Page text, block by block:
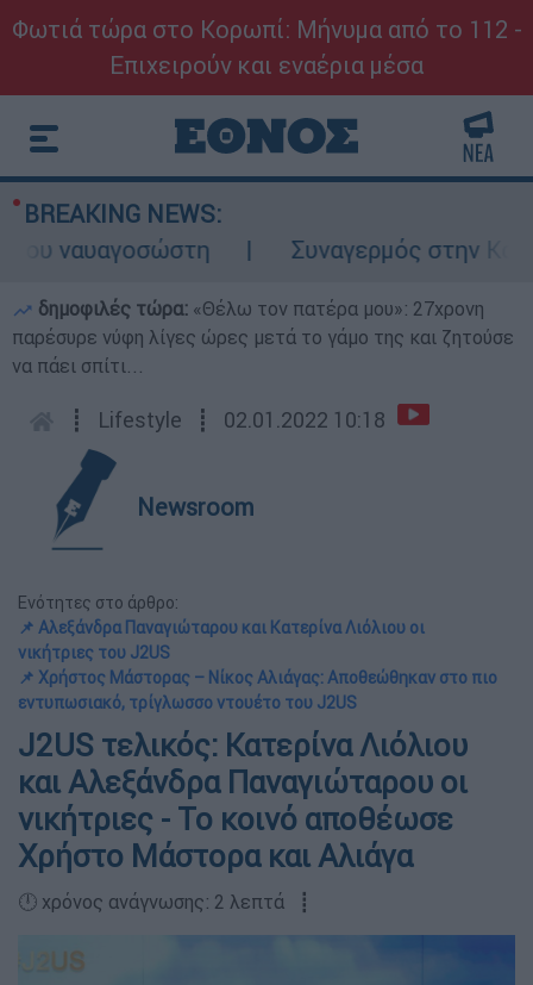
Φωτιά τώρα στο Κορωπί: Μήνυμα από το 112 -
Επιχειρούν και εναέρια μέσα
BREAKING NEWS:
ναυαγοσώστη
Συναγερμός στην
δημοφιλές τώρα: «Θέλω τον πατέρα μου»: 27χρονη
παρέσυρε νύφη λίγες ώρες μετά το γάμο της και ζητούσε
να πάει σπίτι...
┋ Lifestyle ┋ 02.01.2022 10:18
Newsroom
Ενότητες στο άρθρο:
📌 Αλεξάνδρα Παναγιώταρου και Κατερίνα Λιόλιου οι
νικήτριες του J2US
📌 Χρήστος Μάστορας – Νίκος Αλιάγας: Αποθεώθηκαν στο πιο
εντυπωσιακό, τρίγλωσσο ντουέτο του J2US
J2US τελικός: Κατερίνα Λιόλιου
και Αλεξάνδρα Παναγιώταρου οι
νικήτριες - Το κοινό αποθέωσε
Χρήστο Μάστορα και Αλιάγα
🕛 χρόνος ανάγνωσης: 2 λεπτά ┋